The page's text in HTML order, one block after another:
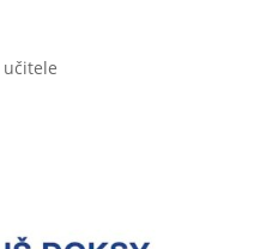
učitele